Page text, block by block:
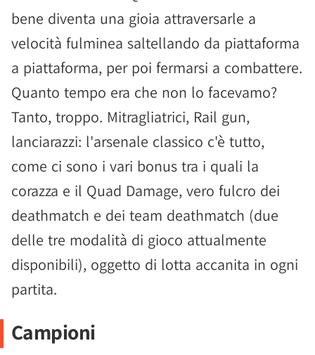
bene diventa una gioia attraversarle a
velocità fulminea saltellando da piattaforma
a piattaforma, per poi fermarsi a combattere.
Quanto tempo era che non lo facevamo?
Tanto, troppo. Mitragliatrici, Rail gun,
lanciarazzi: l'arsenale classico c'è tutto,
come ci sono i vari bonus tra i quali la
corazza e il Quad Damage, vero fulcro dei
deathmatch e dei team deathmatch (due
delle tre modalità di gioco attualmente
disponibili), oggetto di lotta accanita in ogni
partita.
Campioni